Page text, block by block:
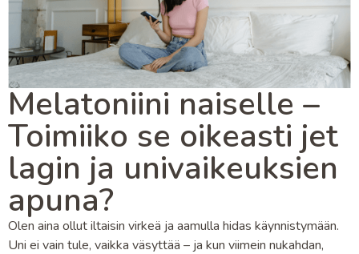
Melatoniini naiselle –
Toimiiko se oikeasti jet
lagin ja univaikeuksien
apuna?
Olen aina ollut iltaisin virkeä ja aamulla hidas käynnistymään.
Uni ei vain tule, vaikka väsyttää – ja kun viimein nukahdan,